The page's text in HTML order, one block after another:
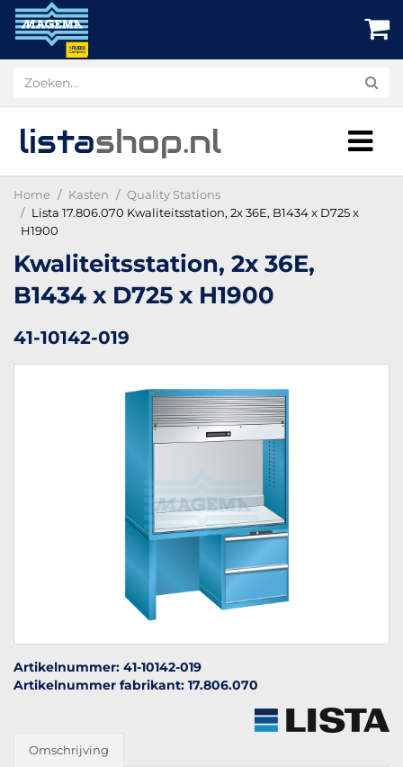
listashop.nl
Home Kasten
Quality Stations
Lista 17.806.070 Kwaliteitsstation, 2x 36E, B1434 x D725 x
H1900
Kwaliteitsstation, 2x 36E,
B1434 x D725 x H1900
41-10142-019
Artikelnummer: 41-10142-019
Artikelnummer fabrikant: 17.806.070
Omschrijving